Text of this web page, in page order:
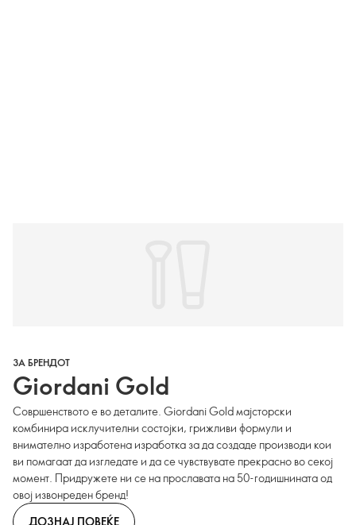
ЗА БРЕНДОТ
Giordani Gold
Совршенството е во деталите. Giordani Gold мајсторски
комбинира исклучителни состојки, грижливи формули и
внимателно изработена изработка за да создаде производи кои
ви помагаат да изгледате и да се чувствувате прекрасно во секој
момент. Придружете ни се на прославата на 50-годишнината од
овој извонреден бренд!
ДОЗНАЈ ПОВЕЌЕ